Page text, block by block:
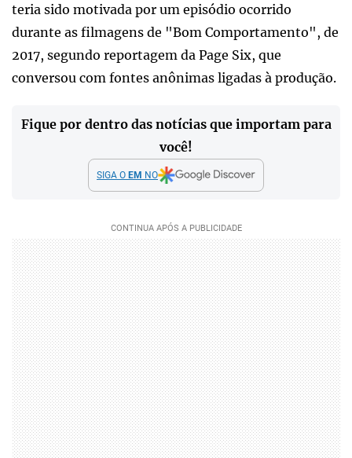
teria sido motivada por um episódio ocorrido
durante as filmagens de "Bom Comportamento", de
2017, segundo reportagem da Page Six, que
conversou com fontes anônimas ligadas à produção.
Fique por dentro das notícias que importam para
você!
SIGA O EM NO